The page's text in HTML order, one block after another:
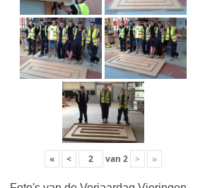
« < van 2 > »